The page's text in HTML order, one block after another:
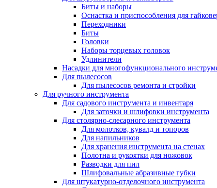
Биты и наборы
Оснастка и приспособления для
Переходники
Биты
Головки
Наборы торцевых головок
Удлинители
Насадки для многофункционального
Для пылесосов
Для пылесосов ремонта и стройки
Для ручного инструмента
Для садового инструмента и инвентаря
Для заточки и шлифовки инструмента
Для столярно-слесарного инструмента
Для молотков, кувалд и топоров
Для напильников
Для хранения инструмента на стенах
Полотна и рукоятки для ножовок
Разводки для пил
Шлифовальные абразивные губки
Для штукатурно-отделочного инструмента